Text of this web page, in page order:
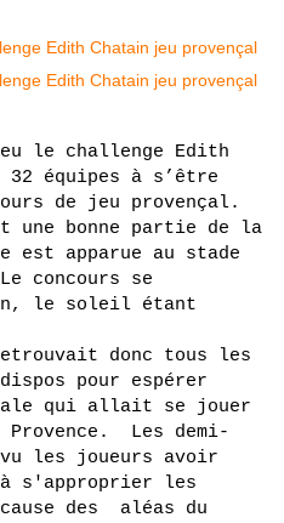
le challenge Edith
équipes à s’être
de jeu provençal.
une bonne partie de la
apparue au stade
concours se
le soleil étant
donc tous les
pour espérer
qui allait se jouer
Les demi-
les joueurs avoir
s'approprier les
des  aléas du